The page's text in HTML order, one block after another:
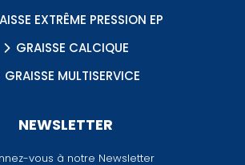
EXTRÊME PRESSION EP
GRAISSE CALCIQUE
GRAISSE MULTISERVICE
NEWSLETTER
vous à notre Newsletter